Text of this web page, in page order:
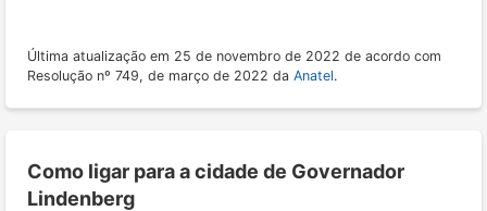
Última atualização em 25 de novembro de 2022 de acordo com
Resolução nº 749, de março de 2022 da Anatel.
Como ligar para a cidade de Governador
Lindenberg